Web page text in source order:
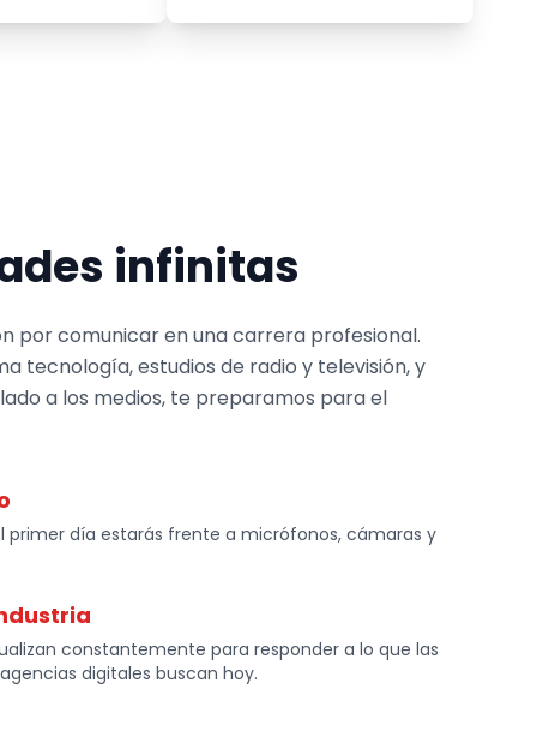
infinitas
por comunicar en una carrera profesional.
tecnología, estudios de radio y televisión, y
a los medios, te preparamos para el
primer día estarás frente a micrófonos, cámaras y
constantemente para responder a lo que las
digitales buscan hoy.